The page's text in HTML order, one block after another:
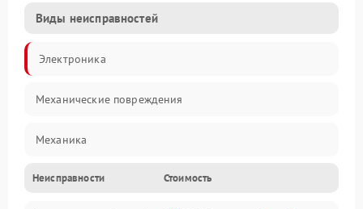
Виды неисправностей
Электроника
Механические повреждения
Механика
Электропитание
Неисправности Стоимость